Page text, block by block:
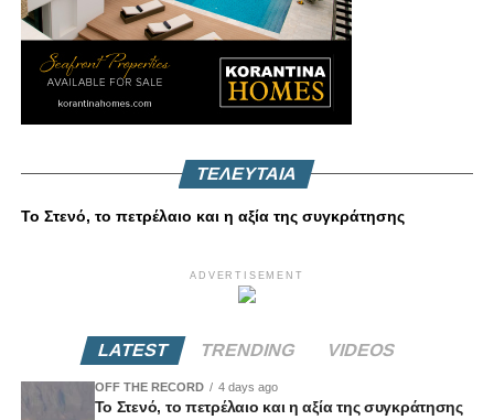
ΤΕΛΕΥΤΑΙΑ
Το Στενό, το πετρέλαιο και η αξία της συγκράτησης
ADVERTISEMENT
LATEST TRENDING VIDEOS
OFF THE RECORD 4 days ago
Το Στενό, το πετρέλαιο και η αξία της συγκράτησης